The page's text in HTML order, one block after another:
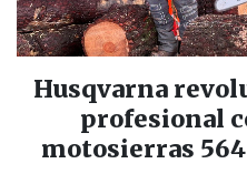
Husqvarna
profesional
motosierras